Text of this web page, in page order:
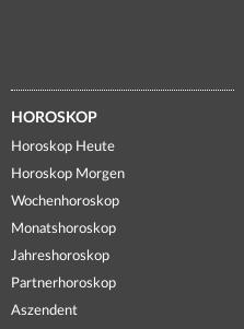
HOROSKOP
Horoskop Heute
Horoskop Morgen
Wochenhoroskop
Monatshoroskop
Jahreshoroskop
Partnerhoroskop
Aszendent